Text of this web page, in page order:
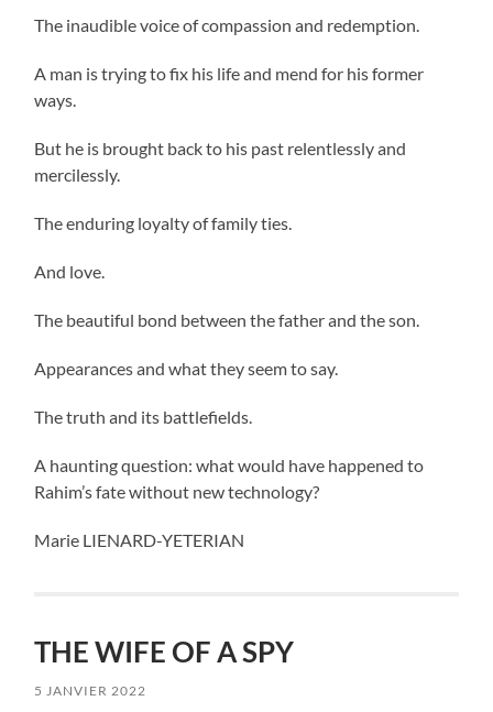
The inaudible voice of compassion and redemption.
A man is trying to fix his life and mend for his former
ways.
But he is brought back to his past relentlessly and
mercilessly.
The enduring loyalty of family ties.
And love.
The beautiful bond between the father and the son.
Appearances and what they seem to say.
The truth and its battlefields.
A haunting question: what would have happened to
Rahim’s fate without new technology?
Marie LIENARD-YETERIAN
THE WIFE OF A SPY
5 JANVIER 2022